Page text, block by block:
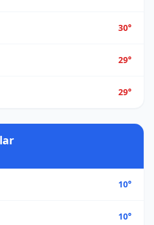
30°
29°
29°
10°
10°